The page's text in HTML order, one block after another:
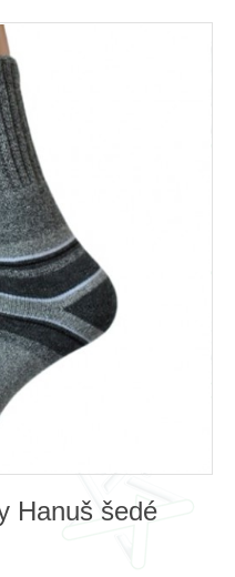
Hanuš šedé